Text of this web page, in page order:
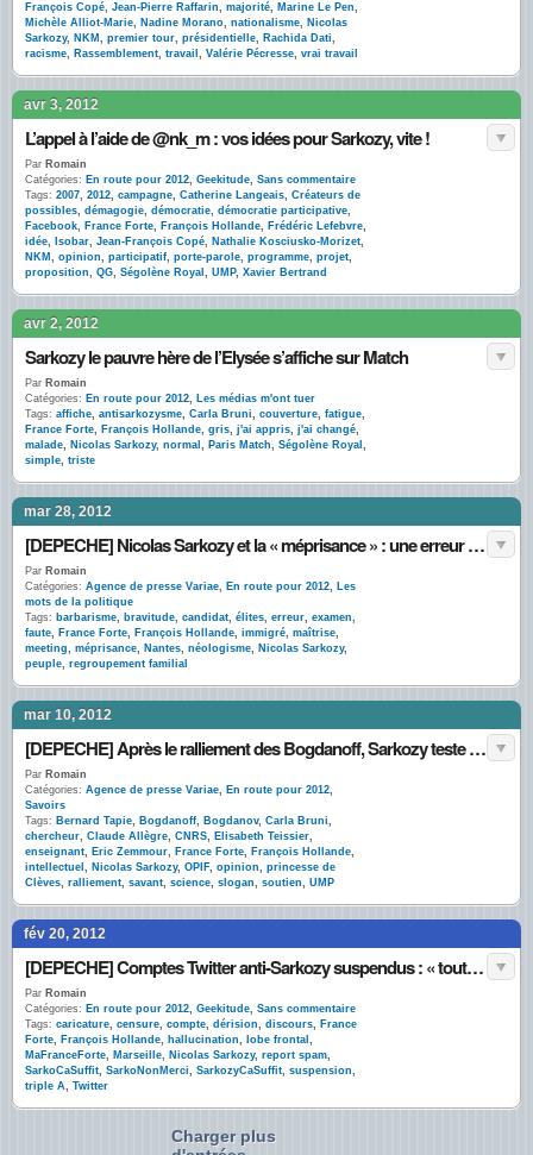
François Copé, Jean-Pierre Raffarin, majorité, Marine Le Pen,
Michèle Alliot-Marie, Nadine Morano, nationalisme, Nicolas
Sarkozy, NKM , premier tour, présidentielle, Rachida Dati,
racisme, Rassemblement, travail , Valérie Pécresse, vrai travail
avr 3, 2012
L’appel à l’aide de @nk_m : vos idées pour Sarkozy, vite !
Par Romain
Catégories: En route pour 2012, Geekitude, Sans commentaire
Tags: 2007, 2012, campagne, Catherine Langeais, Créateurs de
possibles, démagogie, démocratie, démocratie participative,
Facebook, France Forte, François Hollande, Frédéric Lefebvre,
idée, Isobar, Jean-François Copé, Nathalie Kosciusko-Morizet,
NKM , opinion, participatif, porte-parole, programme, projet,
proposition, QG, Ségolène Royal , UMP, Xavier Bertrand
avr 2, 2012
Sarkozy le pauvre hère de l’Elysée s’affiche sur Match
Par Romain
Catégories: En route pour 2012, Les médias m'ont tuer
Tags: affiche, antisarkozysme, Carla Bruni, couverture, fatigue,
France Forte, François Hollande, gris, j'ai appris, j'ai changé,
malade, Nicolas Sarkozy, normal , Paris Match, Ségolène Royal ,
simple, triste
mar 28, 2012
[DEPECHE] Nicolas Sarkozy et la « méprisance » : une erreur pédagogique à destination des immigrés
Par Romain
Catégories: Agence de presse Variae, En route pour 2012, Les
mots de la politique
Tags: barbarisme, bravitude, candidat, élites, erreur, examen,
faute, France Forte, François Hollande, immigré, maîtrise,
meeting, méprisance, Nantes, néologisme, Nicolas Sarkozy,
peuple, regroupement familial
mar 10, 2012
[DEPECHE] Après le ralliement des Bogdanoff, Sarkozy teste « la science forte »
Par Romain
Catégories: Agence de presse Variae, En route pour 2012,
Savoirs
Tags: Bernard Tapie, Bogdanoff, Bogdanov, Carla Bruni,
chercheur, Claude Allègre, CNRS, Elisabeth Teissier,
enseignant, Eric Zemmour, France Forte, François Hollande,
intellectuel , Nicolas Sarkozy, OPIF, opinion, princesse de
Clèves, ralliement, savant, science, slogan, soutien, UMP
fév 20, 2012
[DEPECHE] Comptes Twitter anti-Sarkozy suspendus : « tout va bien »
Par Romain
Catégories: En route pour 2012, Geekitude, Sans commentaire
Tags: caricature, censure, compte, dérision, discours, France
Forte, François Hollande, hallucination, lobe frontal ,
MaFranceForte, Marseille, Nicolas Sarkozy, report spam,
SarkoCaSuffit, SarkoNonMerci, SarkozyCaSuffit, suspension,
triple A, Twitter
Charger plus